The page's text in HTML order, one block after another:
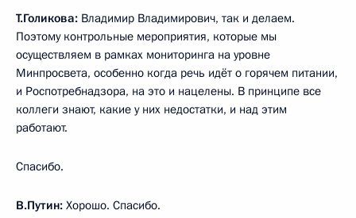
Т.Голикова: Владимир Владимирович, так и делаем.
Поэтому контрольные мероприятия, которые мы
осуществляем в рамках мониторинга на уровне
Минпросвета, особенно когда речь идёт о горячем питании,
и Роспотребнадзора, на это и нацелены. В принципе все
коллеги знают, какие у них недостатки, и над этим
работают.
Спасибо.
В.Путин: Хорошо. Спасибо.